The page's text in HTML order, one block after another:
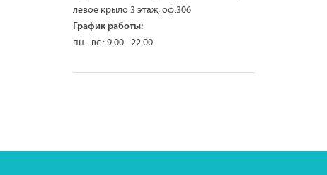
левое крыло 3 этаж, оф.306
График работы:
пн.- вс.: 9.00 - 22.00